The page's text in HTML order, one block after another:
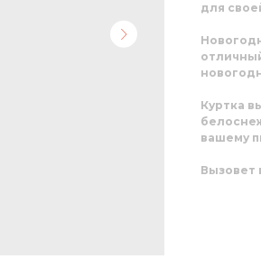
для
Куртка
вашему
Вызовет